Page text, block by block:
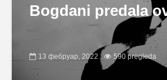
Bogdani predala
13 фебруар, 2022 590 pregleda